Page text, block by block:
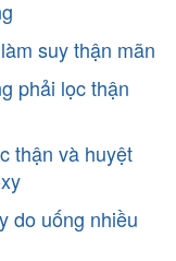
suy thận mãn
phải lọc thận
thận và huyệt
do uống nhiều